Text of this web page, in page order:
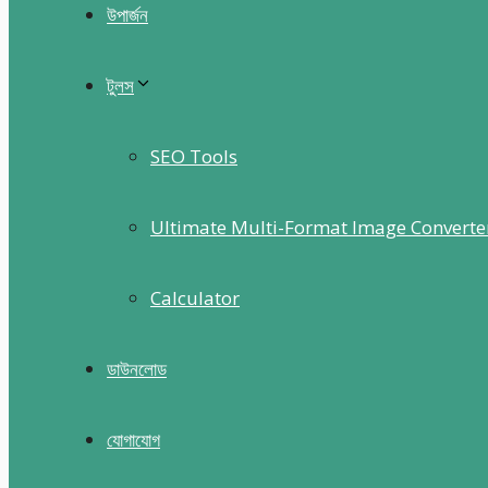
উপার্জন
টুলস
SEO Tools
Ultimate Multi-Format Image
Calculator
ডাউনলোড
যোগাযোগ